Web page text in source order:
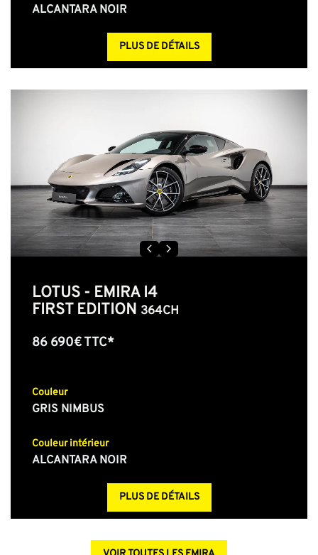
ALCANTARA NOIR
PLUS DE DÉTAILS
LOTUS - EMIRA I4
FIRST EDITION 364CH
86 690€ TTC*
Couleur
GRIS NIMBUS
Couleur intérieur
ALCANTARA NOIR
PLUS DE DÉTAILS